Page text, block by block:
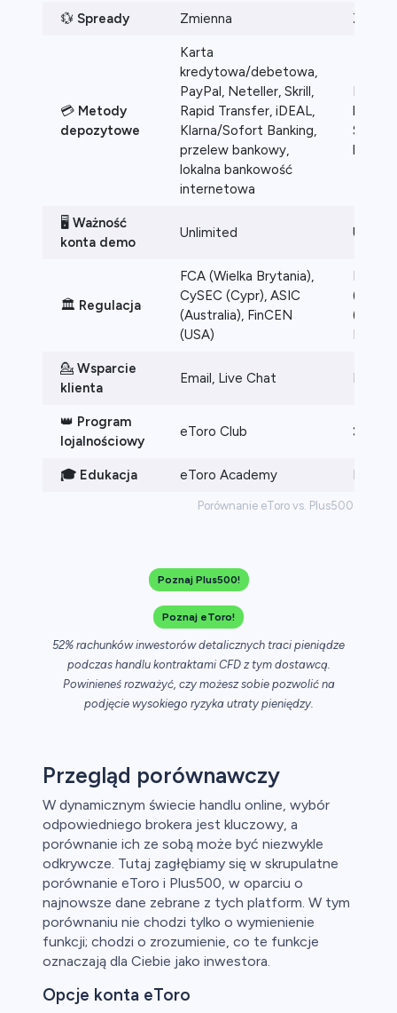
Porównanie eToro vs. Plus500
💱 Spready Zmienna
💳 Metody
depozytowe
Karta
kredytowa/debetowa,
PayPal, Neteller, Skrill,
Rapid Transfer, iDEAL,
Klarna/Sofort Banking,
przelew bankowy,
lokalna bankowość
internetowa
Karta
Skrill,
🖥️ Ważność
konta demo
Unlimited
🏛️ Regulacja
FCA (Wielka Brytania),
CySEC (Cypr), ASIC
(Australia), FinCEN
(USA)
FCA
(RPA),
FSA
💁 Wsparcie
klienta
Email, Live Chat Email,
👑 Program
lojalnościowy
eToro Club ❌
🎓 Edukacja eToro Academy
Poznaj Plus500!
Poznaj eToro!
52% rachunków inwestorów detalicznych traci pieniądze
podczas handlu kontraktami CFD z tym dostawcą.
Powinieneś rozważyć, czy możesz sobie pozwolić na
podjęcie wysokiego ryzyka utraty pieniędzy.
Przegląd porównawczy
W dynamicznym świecie handlu online, wybór
odpowiedniego brokera jest kluczowy, a
porównanie ich ze sobą może być niezwykle
odkrywcze. Tutaj zagłębiamy się w skrupulatne
porównanie eToro i Plus500, w oparciu o
najnowsze dane zebrane z tych platform. W tym
porównaniu nie chodzi tylko o wymienienie
funkcji; chodzi o zrozumienie, co te funkcje
oznaczają dla Ciebie jako inwestora.
Opcje konta eToro